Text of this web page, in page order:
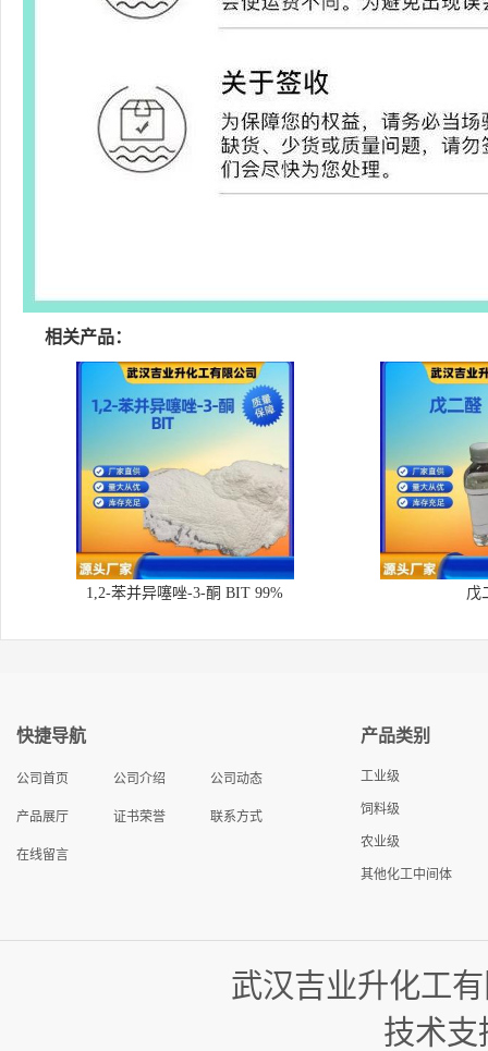
相关产品：
1,2-苯并异噻唑-3-酮 BIT 99% 戊
快捷导航
公司首页 公司介绍 公司动态
产品展厅 证书荣誉 联系方式
在线留言
产品类别
工业级
饲料级
农业级
其他化工中间体
武汉吉业升化工
技术